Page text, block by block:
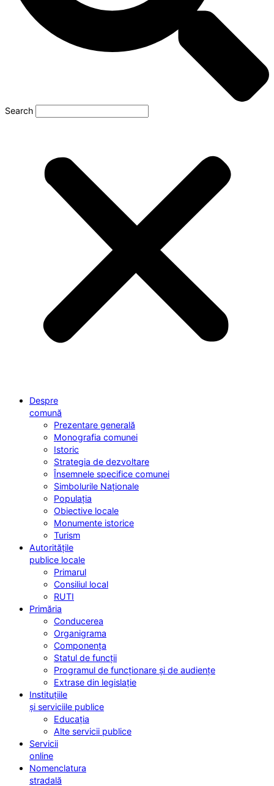
Search
Despre
comună
Prezentare generală
Monografia comunei
Istoric
Strategia de dezvoltare
Însemnele specifice comunei
Simbolurile Naționale
Populația
Obiective locale
Monumente istorice
Turism
Autoritățile
publice locale
Primarul
Consiliul local
RUTI
Primăria
Conducerea
Organigrama
Componența
Statul de funcții
Programul de funcționare și de audiențe
Extrase din legislație
Instituțiile
și serviciile publice
Educația
Alte servicii publice
Servicii
online
Nomenclatura
stradală